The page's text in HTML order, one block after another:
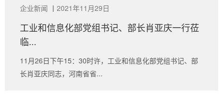
企业新闻 丨 2021年11月29日
工业和信息化部党组书记、部长肖亚庆一行莅
临...
11月26日下午15：30时许，工业和信息化部党组书记、部
长肖亚庆同志，河南省省...